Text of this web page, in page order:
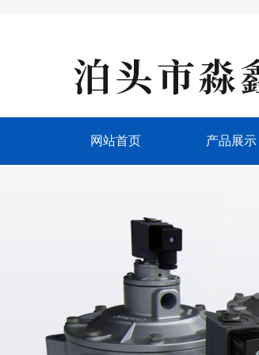
网站首页 产品展示